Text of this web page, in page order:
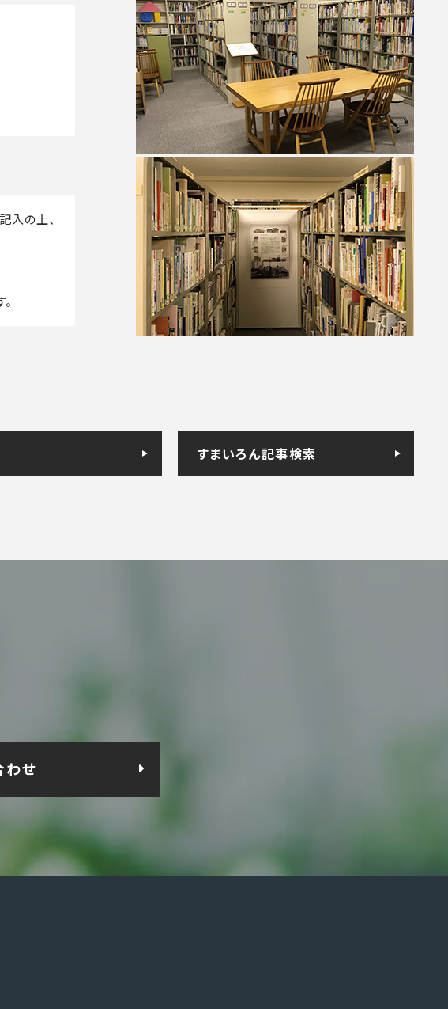
入の上、
すまいろん記事検索
わせ